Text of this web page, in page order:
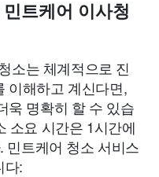
트케어 이사청
소는 체계적으로 진
이해하고 계신다면,
욱 명확히 할 수 있습
소요 시간은 1시간에
민트케어 청소 서비스
다: